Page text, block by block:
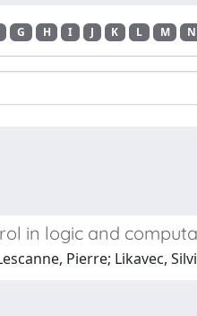
G H I J K L M N
in logic and
Pierre; Likavec,